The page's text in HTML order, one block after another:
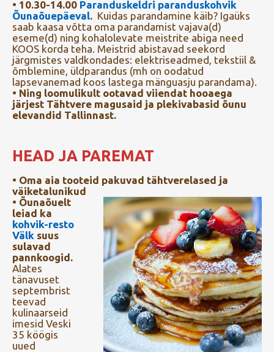
• 10.30-14.00 Paranduskeldri paranduskohvik
Õunaõuepäeval. Kuidas parandamine käib? Igaüks
saab kaasa võtta oma parandamist vajava(d)
eseme(d) ning kohalolevate meistrite abiga need
KOOS korda teha. Meistrid abistavad seekord
järgmistes valdkondades: elektriseadmed, tekstiil &
õmblemine, üldparandus (mh on oodatud
lapsevanemad koos lastega mänguasju parandama).
• Ning loomulikult ootavad viiendat hooaega
järjest Tähtvere magusaid ja plekivabasid õunu
elevandid Tallinnast.
HEAD JA PAREMAT
• Oma aia tooteid pakuvad tähtverelased ja
väiketalunikud
• Õunaõuelt
leiad ka
kohvik-resto
Välk suus
sulavad
pannkoogid.
Alates
tänavuset
septembrist
teevad
kulinaarseid
imesid Veski
35 köögis
uued